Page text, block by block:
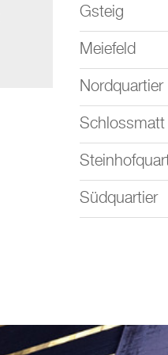
Gsteig
Meiefeld
Nordquartier
Schlossmatt
Südquartier